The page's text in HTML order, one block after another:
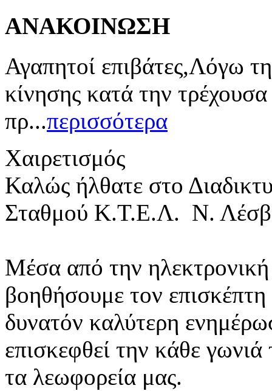
ΑΝΑΚΟΙΝΩΣΗ
Αγαπητοί επιβάτες,Λόγω
κίνησης κατά την
πρ...περισσότερα
Χαιρετισμός
Καλώς ήλθατε στο
Σταθμού Κ.Τ.Ε.Λ. Ν.
Μέσα από την ηλεκτρονική
βοηθήσουμε τον
δυνατόν καλύτερη
επισκεφθεί την κάθε
τα λεωφορεία μας.